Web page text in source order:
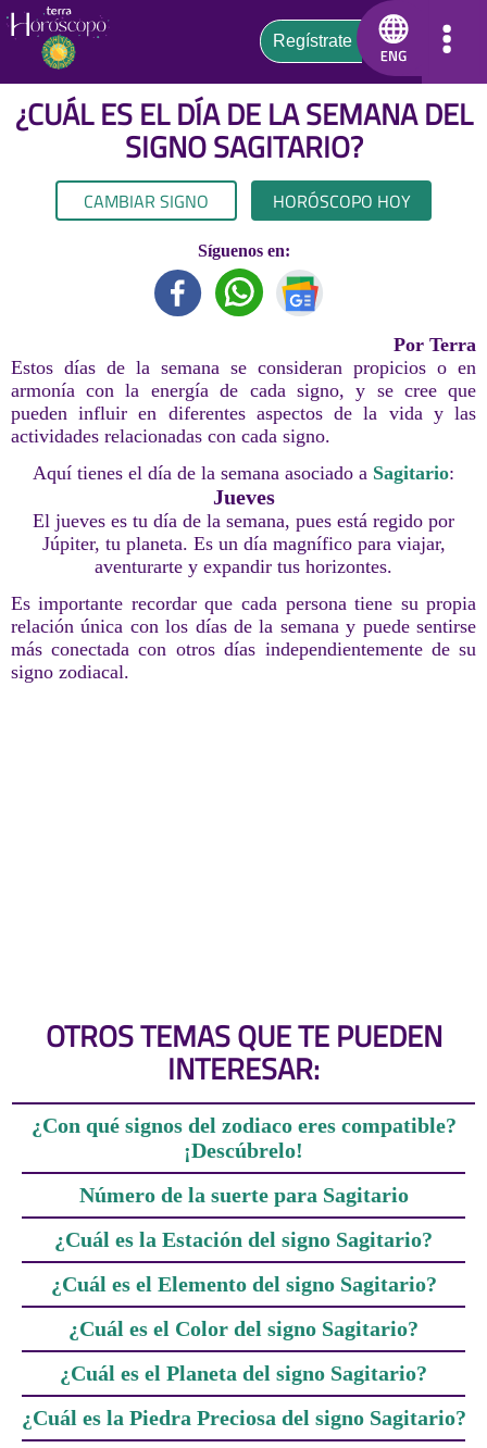
¿CUÁL ES EL DÍA DE LA SEMANA DEL
SIGNOSAGITARIO?
CAMBIAR SIGNO HORÓSCOPO HOY
Síguenos en:
Por Terra
Estos días de la semana se consideran propicios o en
armonía con la energía de cada signo, y se cree que
pueden influir en diferentes aspectos de la vida y las
actividades relacionadas con cada signo.
Aquí tienes el día de la semana asociado a Sagitario:
Jueves
El jueves es tu día de la semana, pues está regido por
Júpiter, tu planeta. Es un día magnífico para viajar,
aventurarte y expandir tus horizontes.
Es importante recordar que cada persona tiene su propia
relación única con los días de la semana y puede sentirse
más conectada con otros días independientemente de su
signo zodiacal.
OTROS TEMAS QUE TE PUEDEN
INTERESAR:
¿Con qué signos del zodiaco eres compatible?
¡Descúbrelo!
Número de la suerte para Sagitario
¿Cuál es la Estación del signo Sagitario?
¿Cuál es el Elemento del signo Sagitario?
¿Cuál es el Color del signo Sagitario?
¿Cuál es el Planeta del signo Sagitario?
¿Cuál es la Piedra Preciosa del signo Sagitario?